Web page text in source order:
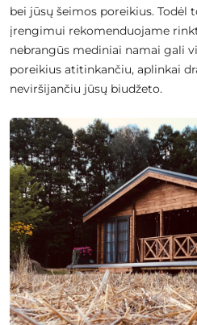
bei jūsų šeimos poreikius.
įrengimui rekomenduojame
nebrangūs mediniai namai gali
poreikius atitinkančiu, aplinkai
neviršijančiu jūsų biudžeto.